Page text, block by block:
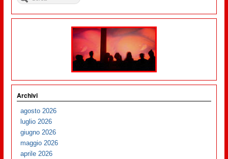
Archivi
agosto 2026
luglio 2026
giugno 2026
maggio 2026
aprile 2026